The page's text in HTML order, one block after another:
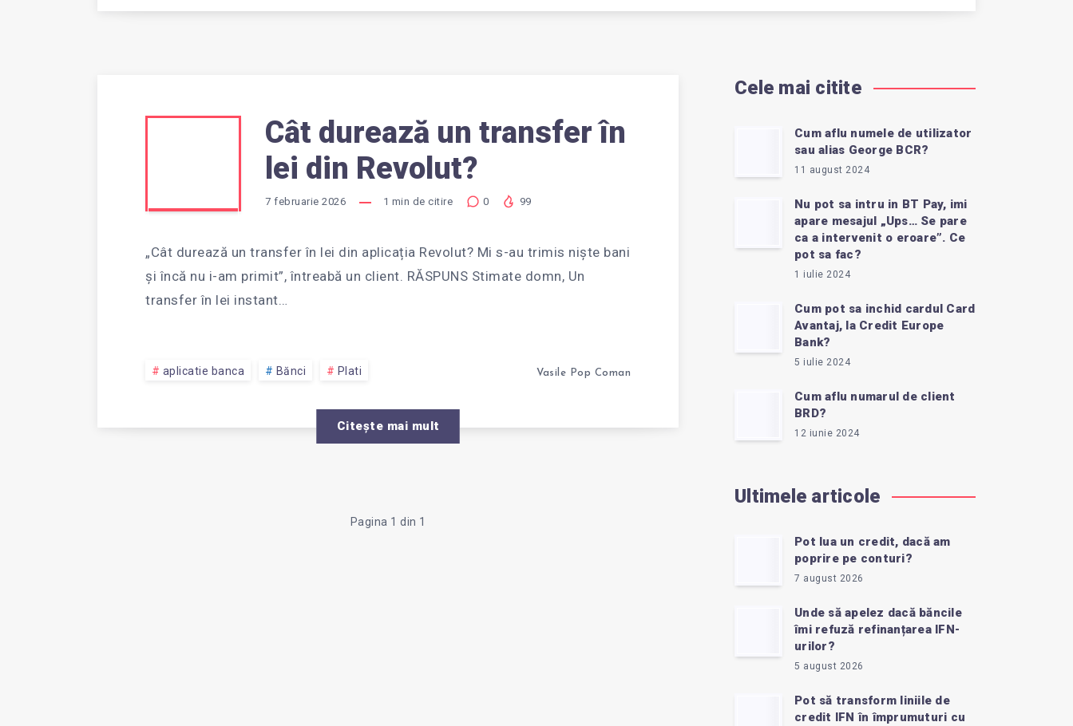
CÂT
DUREAZĂ
UN
TRANSFER
ÎN
Cât durează un transfer în
lei din Revolut?
7 februarie 2026 1 min de citire 0 99
„Cât durează un transfer în lei din aplicația Revolut? Mi s-au trimis niște bani
și încă nu i-am primit”, întreabă un client. RĂSPUNS Stimate domn, Un
transfer în lei instant…
aplicatie banca Bănci Plati Vasile Pop Coman
Citește mai mult
Pagina 1 din 1
Cele mai citite
Cum aflu numele de utilizator
sau alias George BCR?
11 august 2024
Nu pot sa intru in BT Pay, imi
apare mesajul „Ups… Se pare
ca a intervenit o eroare”. Ce
pot sa fac?
1 iulie 2024
Cum pot sa inchid cardul Card
Avantaj, la Credit Europe
Bank?
5 iulie 2024
Cum aflu numarul de client
BRD?
12 iunie 2024
Ultimele articole
Pot lua un credit, dacă am
poprire pe conturi?
7 august 2026
Unde să apelez dacă băncile
îmi refuză refinanțarea IFN-
urilor?
5 august 2026
Pot să transform liniile de
credit IFN în împrumuturi cu